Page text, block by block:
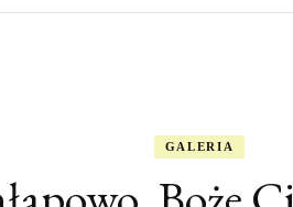
GALERIA